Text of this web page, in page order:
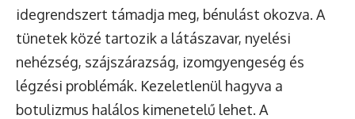
idegrendszert támadja meg, bénulást okozva. A
tünetek közé tartozik a látászavar, nyelési
nehézség, szájszárazság, izomgyengeség és
légzési problémák. Kezeletlenül hagyva a
botulizmus halálos kimenetelű lehet. A